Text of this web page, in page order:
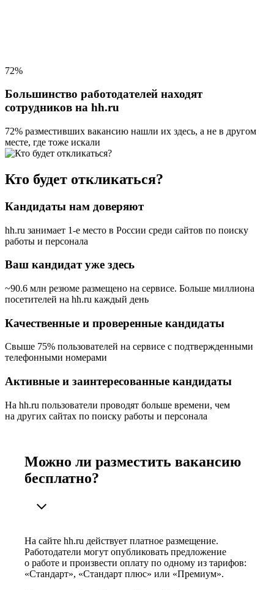
72%
Большинство работодателей находят
сотрудников на hh.ru
72% разместивших вакансию нашли их здесь, а не в другом
месте, где тоже искали
Кто будет откликаться?
Кандидаты нам доверяют
hh.ru занимает 1-е место в России среди сайтов по поиску
работы и персонала
Ваш кандидат уже здесь
~90.6 млн резюме размещено на сервисе. Больше миллиона
посетителей на hh.ru каждый день
Качественные и проверенные кандидаты
Свыше 75% пользователей на сервисе с подтвержденными
телефонными номерами
Активные и заинтересованные кандидаты
На hh.ru пользователи проводят больше времени, чем
на других сайтах по поиску работы и персонала
Можно ли разместить вакансию
бесплатно?
На сайте hh.ru действует платное размещение.
Работодатели могут опубликовать предложение
о работе и произвести оплату по одному из тарифов:
«Стандарт», «Стандарт плюс» или «Премиум».